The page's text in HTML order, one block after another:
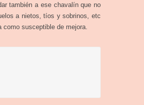
también a ese chavalín que no
a nietos, tíos y sobrinos, etc
como susceptible de mejora.